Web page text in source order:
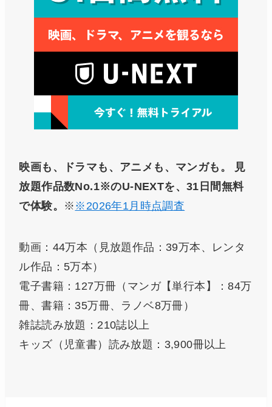
映画も、ドラマも、アニメも、マンガも。
見
放題作品数No.1※のU-NEXTを、31日間無料
で体験。
※ ※2026年1月時点調査
動画：44万本（見放題作品：39万本、レンタ
ル作品：5万本）
電子書籍：127万冊（マンガ【単行本】：84万
冊、書籍：35万冊、ラノベ8万冊）
雑誌読み放題：210誌以上
キッズ（児童書）読み放題：3,900冊以上